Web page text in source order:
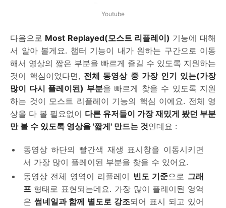
Youtube
다음으로 Most Replayed(모스트 리플레이) 기능에 대해
서 알아 볼게요. 챕터 기능이 내가 원하는 구간으로 이동
해서 영상의 짧은 부분을 빠르게 즐길 수 있도록 지원하는
것이 핵심이었다면, 전체 동영상 중 가장 인기 있는(가장
많이 다시 플레이된) 부분을 빠르게 찾을 수 있도록 지원
하는 것이 모스트 리플레이 기능의 핵심 이에요. 전체 영
상을 다 볼 필요없이 다른 유저들이 가장 재밌게 봤던 부분
만 볼 수 있도록 영상을 '짧게' 만드는 것인데요 :
동영상 하단의 빨간색 재생 표시창을 이동시키면
서 가장 많이 플레이된 부분을 찾을 수 있어요.
동영상 전체 영역이 리플레이 빈도 기준으로 그래
프형태로 표현되는데요. 가장 많이 플레이된 영역
은 썸네일과 함께 별도로 강조되어 표시 되고 있어